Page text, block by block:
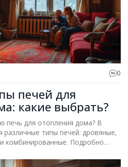
0
печей для
какие выбрать?
печь для отопления дома? В
различные типы печей: дровяные,
комбинированные. Подробно